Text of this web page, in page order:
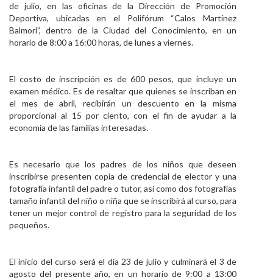
de julio, en las oficinas de la Dirección de Promoción
Deportiva, ubicadas en el Polifórum “Calos Martínez
Balmori”, dentro de la Ciudad del Conocimiento, en un
horario de 8:00 a 16:00 horas, de lunes a viernes.
El costo de inscripción es de 600 pesos, que incluye un
examen médico. Es de resaltar que quienes se inscriban en
el mes de abril, recibirán un descuento en la misma
proporcional al 15 por ciento, con el fin de ayudar a la
economía de las familias interesadas.
Es necesario que los padres de los niños que deseen
inscribirse presenten copia de credencial de elector y una
fotografía infantil del padre o tutor, así como dos fotografías
tamaño infantil del niño o niña que se inscribirá al curso, para
tener un mejor control de registro para la seguridad de los
pequeños.
El inicio del curso será el día 23 de julio y culminará el 3 de
agosto del presente año, en un horario de 9:00 a 13:00